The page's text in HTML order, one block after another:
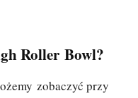
Roller Bowl?
zobaczyć przy